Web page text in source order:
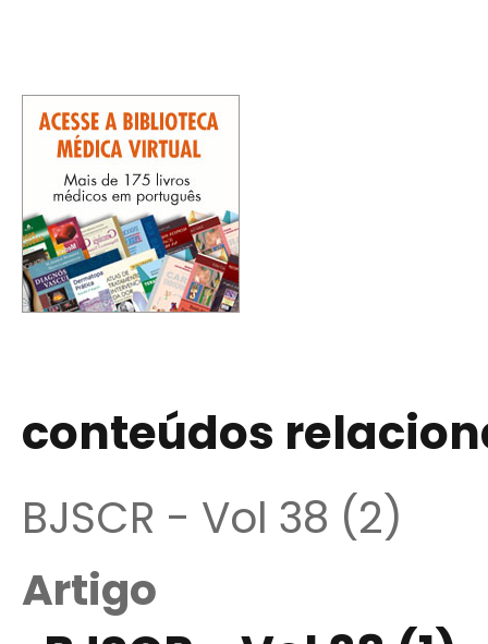
conteúdos
BJSCR - Vol 38 (2)
Artigo